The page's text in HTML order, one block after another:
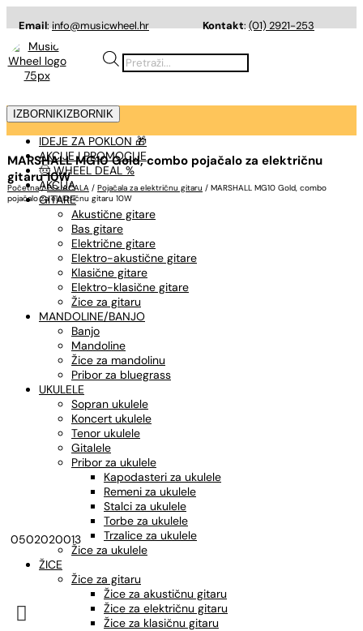
Email:info@musicwheel.hr Kontakt:(01) 2921-253
Products
search
IZBORNIK IZBORNIK
IDEJE ZA POKLON 🎁
AKCIJE I PROMOCIJE
🤠 WHEEL DEAL %
AKCIJA
GITARE
Akustične gitare
Bas gitare
Električne gitare
Elektro-akustične gitare
Klasične gitare
Elektro-klasične gitare
Žice za gitaru
MANDOLINE/BANJO
Banjo
Mandoline
Žice za mandolinu
Pribor za bluegrass
UKULELE
Sopran ukulele
Koncert ukulele
Tenor ukulele
Gitalele
Pribor za ukulele
Kapodasteri za ukulele
Remeni za ukulele
Stalci za ukulele
Torbe za ukulele
Trzalice za ukulele
Žice za ukulele
ŽICE
Žice za gitaru
Žice za akustičnu gitaru
Žice za električnu gitaru
Žice za klasičnu gitaru
MARSHALL MG10 Gold, combo pojačalo za električnu
gitaru 10W
Početna/POJAČALA / Pojačala za električnu gitaru / MARSHALL MG10 Gold, combo
pojačalo za električnu gitaru 10W
0502020013
